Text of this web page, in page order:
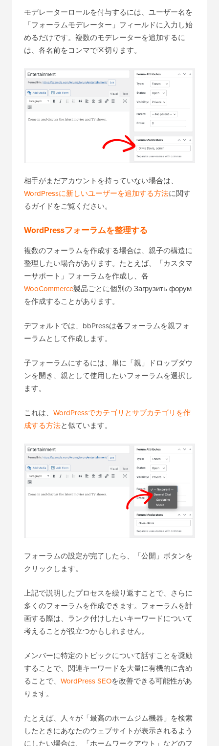
モデレーターロールを付与するには、ユーザー名を
「フォーラムモデレーター」フィールドに入力し始
めるだけです。複数のモデレーターを追加するに
は、各名前をコンマで区切ります。
相手がまだアカウントを持っていない場合は、
WordPressに新しいユーザーを追加する方法に関す
るガイドをご覧ください。
WordPressフォーラムを整理する
複数のフォーラムを作成する場合は、親子の構造に
整理したい場合があります。たとえば、「カスタマ
ーサポート」フォーラムを作成し、各
WooCommerce製品ごとに個別の Загрузить форум
を作成することがあります。
デフォルトでは、bbPressは各フォーラムを親フォ
ーラムとして作成します。
子フォーラムにするには、単に「親」ドロップダウ
ンを開き、親として使用したいフォーラムを選択し
ます。
これは、 WordPressでカテゴリとサブカテゴリを作
成する方法と似ています。
フォーラムの設定が完了したら、「公開」ボタンを
クリックします。
上記で説明したプロセスを繰り返すことで、さらに
多くのフォーラムを作成できます。フォーラムを計
画する際は、ランク付けしたいキーワードについて
考えることが役立つかもしれません。
メンバーに特定のトピックについて話すことを奨励
することで、関連キーワードを大量に有機的に含め
ることで、 WordPress SEOを改善できる可能性があ
ります。
たとえば、人々が「最高のホームジム機器」を検索
したときにあなたのウェブサイトが表示されるよう
にしたい場合は、「ホームワークアウト」などのフ